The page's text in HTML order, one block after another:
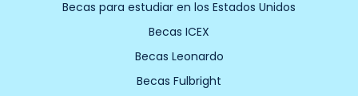
Becas para estudiar en los Estados Unidos
Becas ICEX
Becas Leonardo
Becas Fulbright